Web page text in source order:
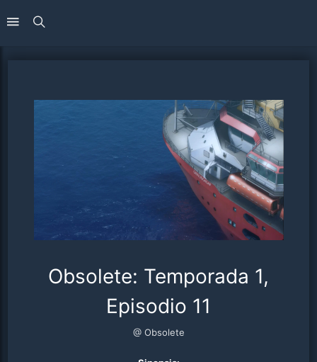
Obsolete: Temporada 1,
Episodio 11
@ Obsolete